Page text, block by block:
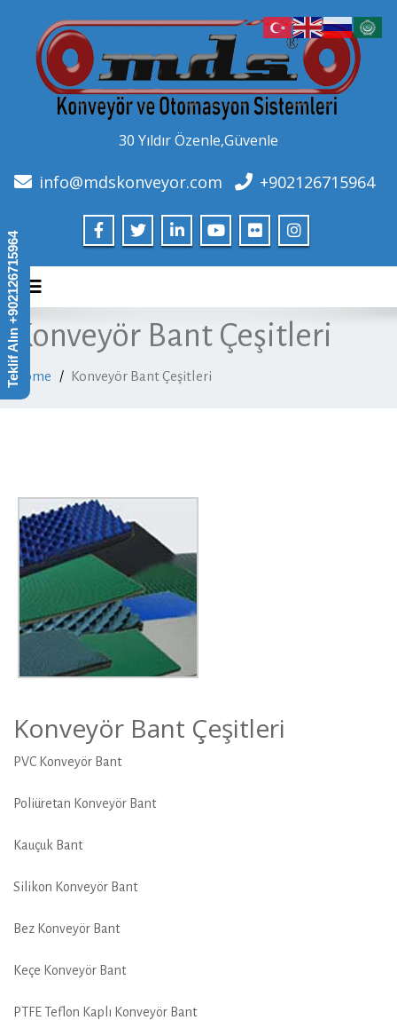
30 Yıldır Özenle,Güvenle
info@mdskonveyor.com +902126715964
Toggle navigation
Konveyör Bant Çeşitleri
Home Konveyör Bant Çeşitleri
Konveyör Bant Çeşitleri
PVC Konveyör Bant
Poliüretan Konveyör Bant
Kauçuk Bant
Silikon Konveyör Bant
Bez Konveyör Bant
Keçe Konveyör Bant
PTFE Teflon Kaplı Konveyör Bant
Teklif Alın +902126715964